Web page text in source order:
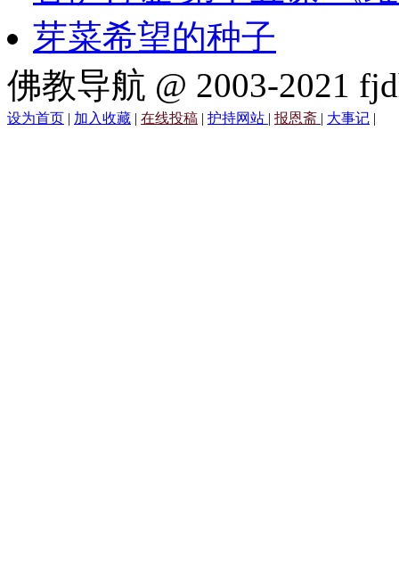
芽菜希望的种子
佛教导航 @ 2003-2021
设为首页 | 加入收藏 | 在线投稿 | 护持网站 | 报恩斋 | 大事记 |